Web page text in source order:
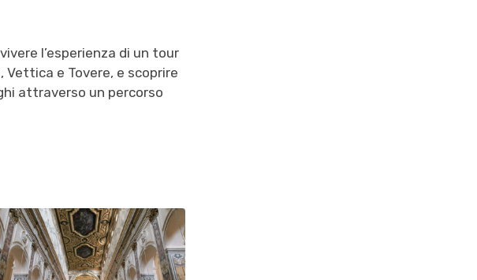
l’esperienza di un tour
Vettica e Tovere, e scoprire
attraverso un percorso